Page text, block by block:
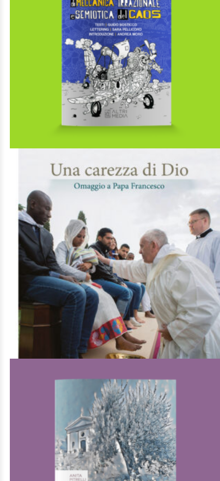
Gli speciali
AGGIUNGI AL CARRELLO
AGGIUNGI ALLA LISTA DEI DESIDERI
Guido Bosticco,
DiSara Pellicoro
€16,00
Gli speciali
AGGIUNGI AL CARRELLO
AGGIUNGI ALLA LISTA DEI DESIDERI
Una carezza di Dio
DiAA.VV.
€25,00
Gli speciali
AGGIUNGI AL CARRELLO